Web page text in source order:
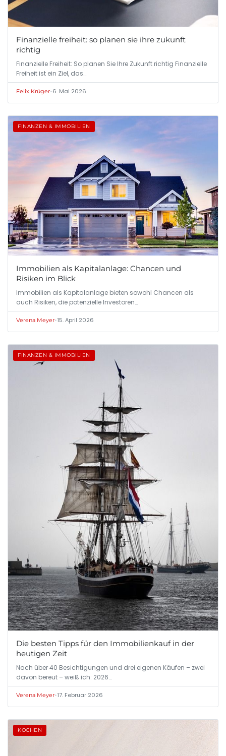
Finanzielle freiheit: so planen sie ihre zukunft
richtig
Finanzielle Freiheit: So planen Sie Ihre Zukunft richtig Finanzielle
Freiheit ist ein Ziel, das…
Felix Krüger•6. Mai 2026
FINANZEN & IMMOBILIEN
Immobilien als Kapitalanlage: Chancen und
Risiken im Blick
Immobilien als Kapitalanlage bieten sowohl Chancen als
auch Risiken, die potenzielle Investoren…
Verena Meyer•15. April 2026
FINANZEN & IMMOBILIEN
Die besten Tipps für den Immobilienkauf in der
heutigen Zeit
Nach über 40 Besichtigungen und drei eigenen Käufen – zwei
davon bereut – weiß ich: 2026…
Verena Meyer•17. Februar 2026
KOCHEN